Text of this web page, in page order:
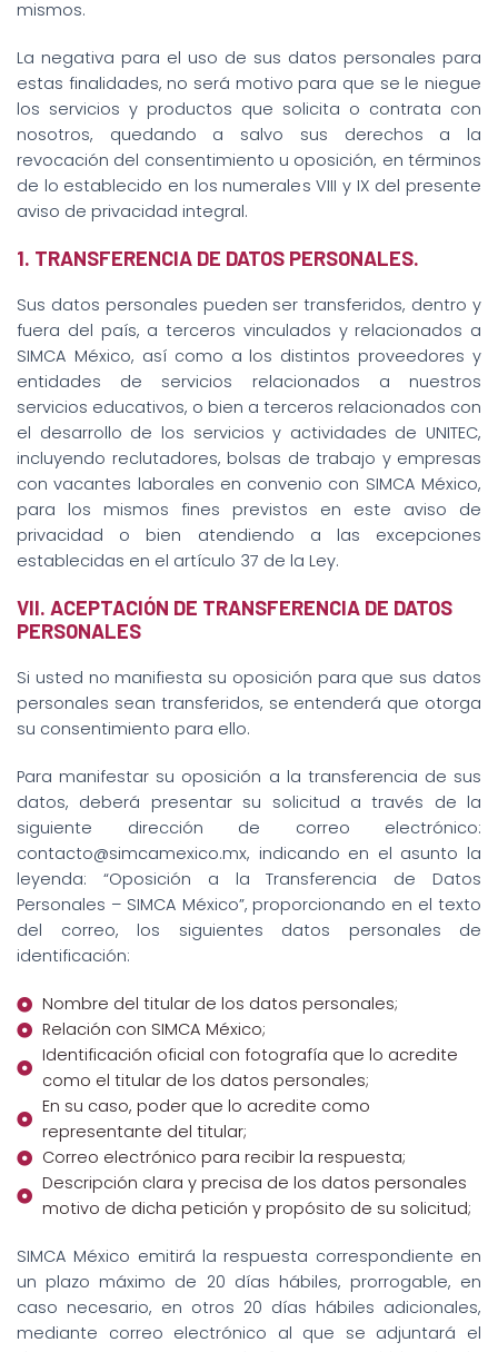
mismos.
La negativa para el uso de sus datos personales para
estas finalidades, no será motivo para que se le niegue
los servicios y productos que solicita o contrata con
nosotros, quedando a salvo sus derechos a la
revocación del consentimiento u oposición, en términos
de lo establecido en los numerales VIII y IX del presente
aviso de privacidad integral.
1. TRANSFERENCIA DE DATOS PERSONALES.
Sus datos personales pueden ser transferidos, dentro y
fuera del país, a terceros vinculados y relacionados a
SIMCA México, así como a los distintos proveedores y
entidades de servicios relacionados a nuestros
servicios educativos, o bien a terceros relacionados con
el desarrollo de los servicios y actividades de UNITEC,
incluyendo reclutadores, bolsas de trabajo y empresas
con vacantes laborales en convenio con SIMCA México,
para los mismos fines previstos en este aviso de
privacidad o bien atendiendo a las excepciones
establecidas en el artículo 37 de la Ley.
VII. ACEPTACIÓN DE TRANSFERENCIA DE DATOS
PERSONALES
Si usted no manifiesta su oposición para que sus datos
personales sean transferidos, se entenderá que otorga
su consentimiento para ello.
Para manifestar su oposición a la transferencia de sus
datos, deberá presentar su solicitud a través de la
siguiente dirección de correo electrónico:
contacto@simcamexico.mx, indicando en el asunto la
leyenda: “Oposición a la Transferencia de Datos
Personales – SIMCA México”, proporcionando en el texto
del correo, los siguientes datos personales de
identificación:
Nombre del titular de los datos personales;
Relación con SIMCA México;
Identificación oficial con fotografía que lo acredite
como el titular de los datos personales;
En su caso, poder que lo acredite como
representante del titular;
Correo electrónico para recibir la respuesta;
Descripción clara y precisa de los datos personales
motivo de dicha petición y propósito de su solicitud;
SIMCA México emitirá la respuesta correspondiente en
un plazo máximo de 20 días hábiles, prorrogable, en
caso necesario, en otros 20 días hábiles adicionales,
mediante correo electrónico al que se adjuntará el